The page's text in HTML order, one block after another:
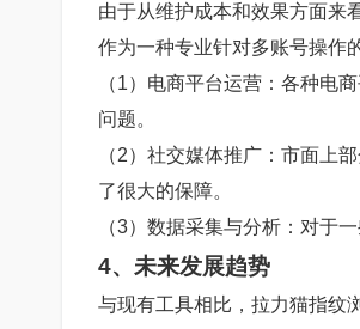
由于从维护成本和效果方面来
作为一种专业针对多账号操作
（1）电商平台运营：各种电
问题。
（2）社交媒体推广：市面上
了很大的保障。
（3）数据采集与分析：对于
4、未来发展趋势
与现有工具相比，拉力猫指纹